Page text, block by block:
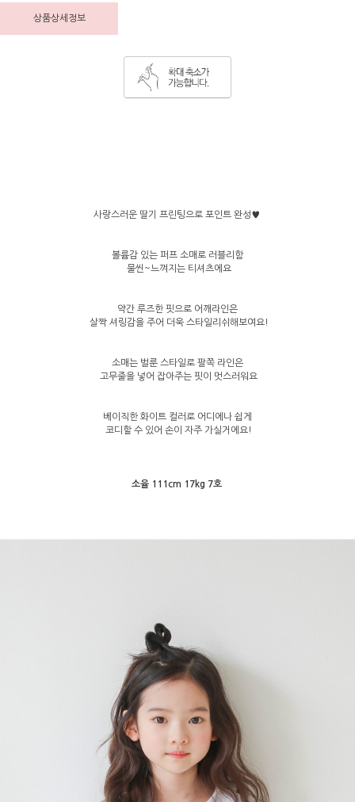
상품상세정보
사랑스러운 딸기 프린팅으로 포인트 완성♥
볼륨감 있는 퍼프 소매로 러블리함
물씬~느껴지는 티셔츠에요
약간 루즈한 핏으로 어깨라인은
살짝 셔링감을 주어 더욱 스타일리쉬해보여요!
소매는 벌룬 스타일로 팔쪽 라인은
고무줄을 넣어 잡아주는 핏이 멋스러워요
베이직한 화이트 컬러로 어디에나 쉽게
코디할 수 있어 손이 자주 가실거에요!
소율 111cm 17kg 7호